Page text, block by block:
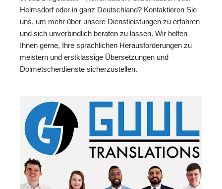
Helmsdorf oder in ganz Deutschland? Kontaktieren Sie
uns, um mehr über unsere Dienstleistungen zu erfahren
und sich unverbindlich beraten zu lassen. Wir helfen
Ihnen gerne, Ihre sprachlichen Herausforderungen zu
meistern und erstklassige Übersetzungen und
Dolmetscherdienste sicherzustellen.